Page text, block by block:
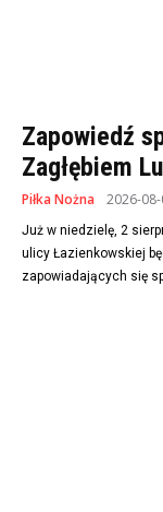
Zapowiedź
Zagłębiem
Piłka Nożna 2026-08-
Już w niedzielę, 2
ulicy Łazienkowskiej
zapowiadających się